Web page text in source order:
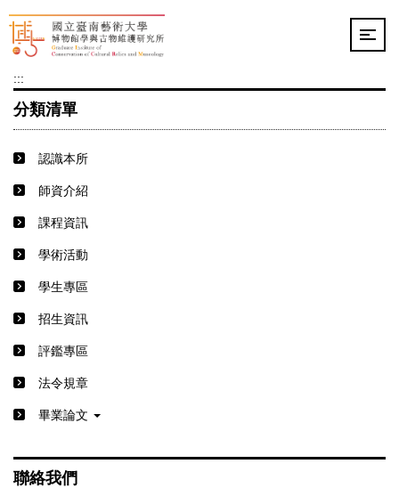
跳
到
主
內
容
:::
分類清單
認識本所
師資介紹
課程資訊
學術活動
學生專區
招生資訊
評鑑專區
法令規章
畢業論文
聯絡我們